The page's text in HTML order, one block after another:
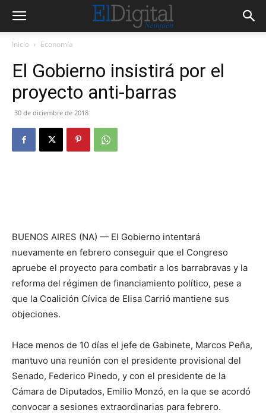
Inicio Economía
El Gobierno insistirá por el
proyecto anti-barras
30 de diciembre de 2018
BUENOS AIRES (NA) — El Gobierno intentará
nuevamente en febrero conseguir que el Congreso
apruebe el proyecto para combatir a los barrabravas y la
reforma del régimen de financiamiento político, pese a
que la Coalición Cívica de Elisa Carrió mantiene sus
objeciones.
Hace menos de 10 días el jefe de Gabinete, Marcos Peña,
mantuvo una reunión con el presidente provisional del
Senado, Federico Pinedo, y con el presidente de la
Cámara de Diputados, Emilio Monzó, en la que se acordó
convocar a sesiones extraordinarias para febrero.